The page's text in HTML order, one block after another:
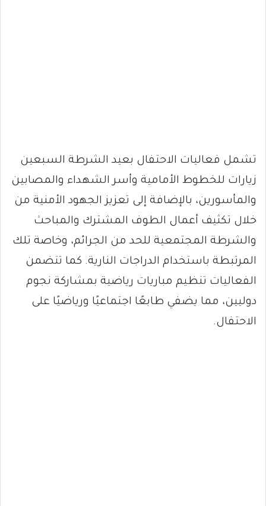
تشمل فعاليات الاحتفال بعيد الشرطة السبعين
زيارات للخطوط الأمامية وأسر الشهداء والمصابين
والمأسورين، بالإضافة إلى تعزيز الجهود الأمنية من
خلال تكثيف أعمال الطوف المشترك والمباحث
والشرطة المجتمعية للحد من الجرائم، وخاصة تلك
المرتبطة باستخدام الدراجات النارية. كما تتضمن
الفعاليات تنظيم مباريات رياضية بمشاركة نجوم
دوليين، مما يضفي طابعًا اجتماعيًا ورياضيًا على
الاحتفال.